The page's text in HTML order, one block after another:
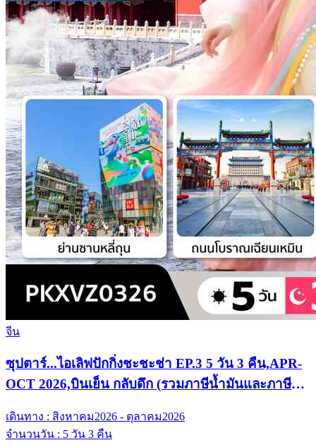
จีน
ซุปตาร์...ไอเลิฟปักกิ่งชะชะช่า EP.3 5 วัน 3 คืน,APR-
OCT 2026,บินเย็น กลับดึก (รวมภาษีน้ำมันและภาษี
เดินทาง : สิงหาคม2026 - ตุลาคม2026
จำนวนวัน : 5 วัน 3 คืน